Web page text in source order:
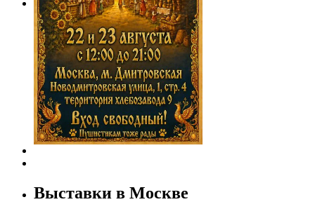
Выставки в Москве